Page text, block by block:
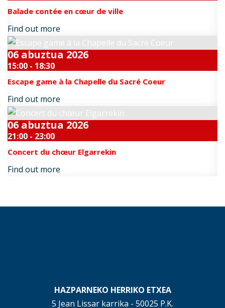
Balade contée en cœur de ville
Find out more
06 abuztua 2026
15:00 - 18:30
Escape game à la Chapelle du Sacré Coeur
Find out more
06 abuztua 2026
21:00 - 23:00
Concert du chœur Elgarrekin
Find out more
HAZPARNEKO HERRIKO ETXEA
5 Jean Lissar karrika - 50025 P.K.